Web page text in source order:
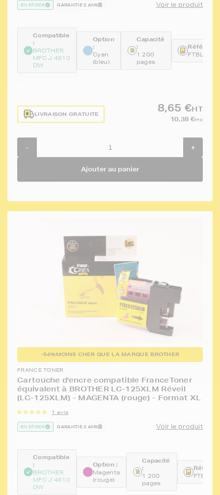
EN STOCK GARANTIE 2 ANS Voir le produit
Compatible
:
BROTHER
MFC J 4610
DW
Option
:
Cyan
(bleu)
Capacité
:
1 200
pages
LIVRAISON GRATUITE
8,65 €HT
10,38 €TTC
- +
Ajouter au panier
-54%MOINS CHER QUE LA MARQUE BROTHER
FRANCE TONER
Cartouche d'encre compatible FranceToner
équivalent à BROTHER LC-125XLM Réveil
(LC-125XLM) - MAGENTA (rouge) - Format XL
1 avis
EN STOCK GARANTIE 2 ANS Voir le produit
Compatible
:
BROTHER
MFC J 4610
DW
Option :
Magenta
(rouge)
Capacité
:
1 200
pages